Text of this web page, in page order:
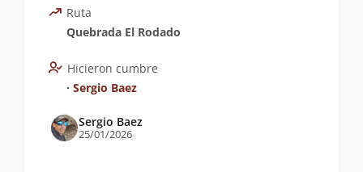
Ruta
Quebrada El Rodado
Hicieron cumbre
∙ Sergio Baez
Sergio Baez
25/01/2026